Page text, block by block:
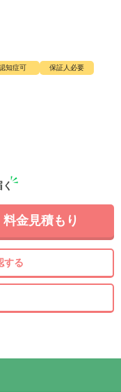
知症可
保証人必要
く
料金見積もり
する